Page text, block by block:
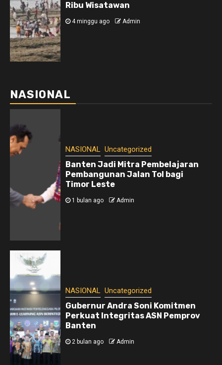
Ribu Wisatawan
4 minggu ago Admin
NASIONAL
NASIONAL Uncategorized
Banten Jadi Mitra Pembelajaran
Pembangunan Jalan Tol bagi
Timor Leste
1 bulan ago Admin
NASIONAL Uncategorized
Gubernur Andra Soni Komitmen
Perkuat Integritas ASN Pemprov
Banten
2 bulan ago Admin